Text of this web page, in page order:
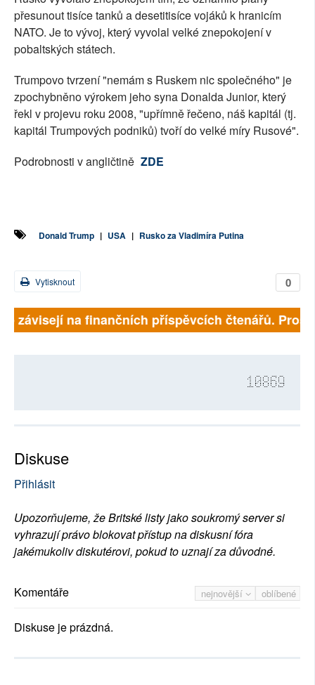
přesunout tisíce tanků a desetitisíce vojáků k hranicím
NATO. Je to vývoj, který vyvolal velké znepokojení v
pobaltských státech.
Trumpovo tvrzení "nemám s Ruskem nic společného" je
zpochybněno výrokem jeho syna Donalda Junior, který
řekl v projevu roku 2008, "upřímně řečeno, náš kapitál (tj.
kapitál Trumpových podniků) tvoří do velké míry Rusové".
Podrobnosti v angličtině ZDE
Donald Trump | USA | Rusko za Vladimíra Putina
0
Vytisknout
závisejí na finančních příspěvcích čtenářů.
10869
Diskuse
Přihlásit
Upozorňujeme, že Britské listy jako soukromý server si
vyhrazují právo blokovat přístup na diskusní fóra
jakémukoliv diskutérovi, pokud to uznají za důvodné.
nejnovější oblíbené
Komentáře
Diskuse je prázdná.